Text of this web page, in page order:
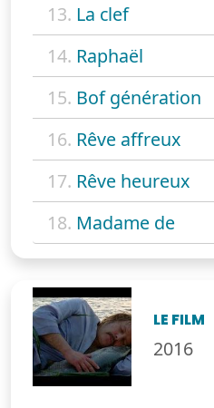
13. La clef
14. Raphaël
15. Bof génération
16. Rêve affreux
17. Rêve heureux
18. Madame de
LE FILM
2016